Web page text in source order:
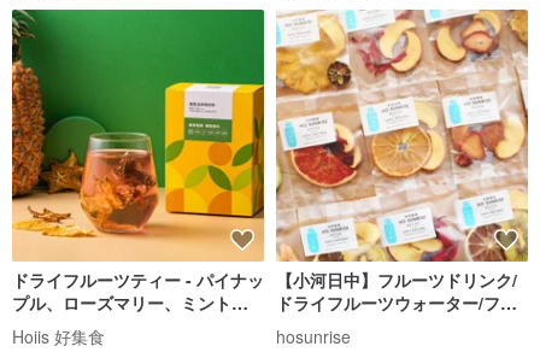
ドライフルーツティー - パイナッ
プル、ローズマリー、ミントテ
ィー、毎日機内持ち込み用バッ
グ 6 袋/箱 [Hoiis Haoji Food]
Hoiis 好集食
【小河日中】フルーツドリンク/
ドライフルーツウォーター/フル
ーツティー 環境に優しい大容量
水分補給パック 18個入り
hosunrise